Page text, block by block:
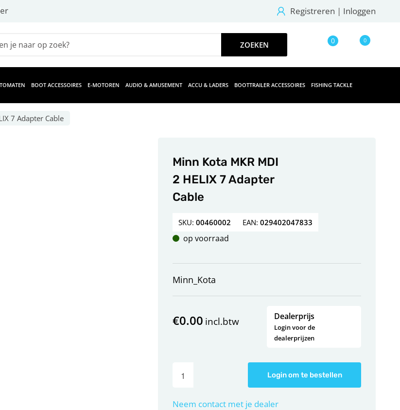
Registreren | Inloggen
0 0
BOOT ACCESSOIRES E-MOTOREN AUDIO & AMUSEMENT ACCU & LADERS BOOTTRAILER ACCESSOIRES FISHING TACKLE
7 Adapter Cable
Minn Kota MKR MDI
2 HELIX 7 Adapter
Cable
SKU:00460002 EAN:029402047833
op voorraad
Minn_Kota
€0.00 incl.btw Dealerprijs
Login voor de
dealerprijzen
Login om te bestellen
Neem contact met je dealer